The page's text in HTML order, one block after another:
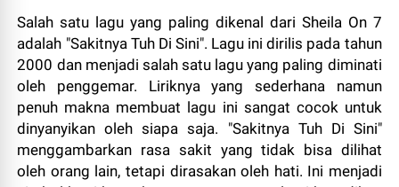
Salah satu lagu yang paling dikenal dari Sheila On 7
adalah "Sakitnya Tuh Di Sini". Lagu ini dirilis pada tahun
2000 dan menjadi salah satu lagu yang paling diminati
oleh penggemar. Liriknya yang sederhana namun
penuh makna membuat lagu ini sangat cocok untuk
dinyanyikan oleh siapa saja. "Sakitnya Tuh Di Sini"
menggambarkan rasa sakit yang tidak bisa dilihat
oleh orang lain, tetapi dirasakan oleh hati. Ini menjadi